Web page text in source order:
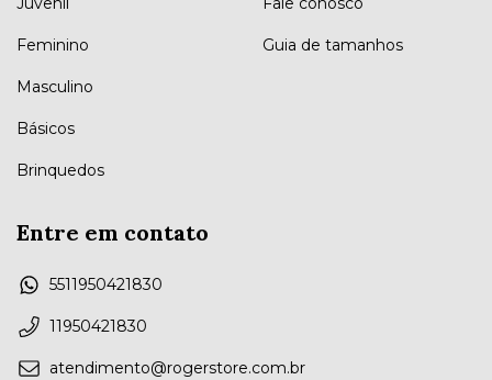
Feminino
Masculino
Básicos
Brinquedos
Guia de tamanhos
Entre em contato
5511950421830
11950421830
atendimento@rogerstore.com.br